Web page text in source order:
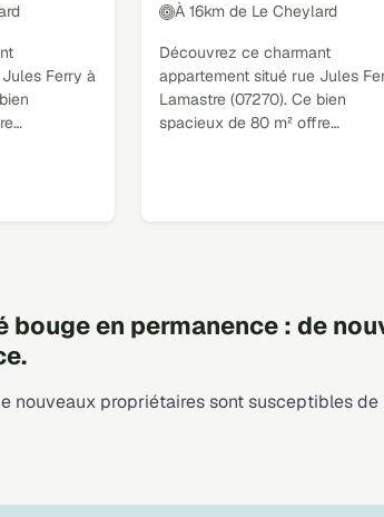
Ferry à
À 16km de Le Cheylard
Découvrez ce charmant
appartement situé rue Jules
Lamastre (07270). Ce bien
spacieux de 80 m² offre…
bouge en permanence : de
nouveaux propriétaires sont susceptibles